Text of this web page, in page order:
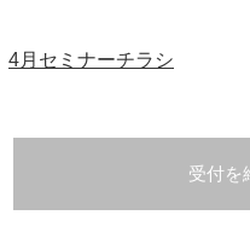
4月セミナーチラシ
受付を